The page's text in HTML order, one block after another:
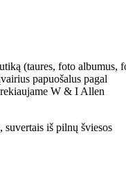
(taures, foto albumus,
papuošalus pagal
W & I Allen
suvertais iš pilnų šviesos